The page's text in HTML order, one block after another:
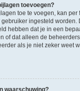
toevoegen?
toe te voegen, kan per
ingesteld worden.
hebben dat je in een
of dat alleen de
als je niet zeker weet